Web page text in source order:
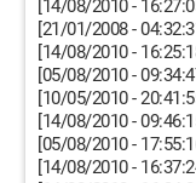
[14/08/2010 -
[21/01/2008 -
[14/08/2010 -
[05/08/2010 -
[10/05/2010 -
[14/08/2010 -
[05/08/2010 -
[14/08/2010 -